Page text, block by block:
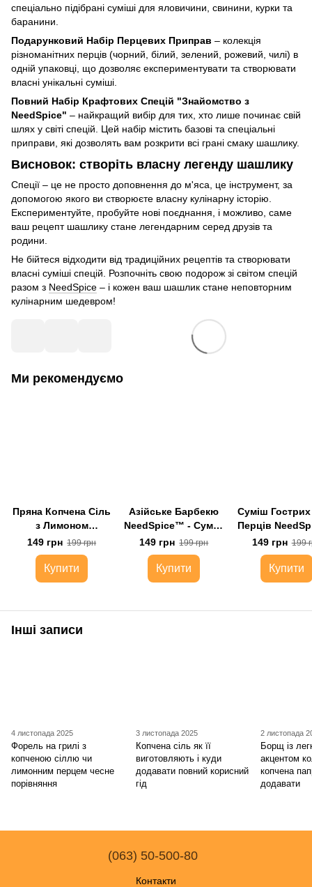
спеціально підібрані суміші для яловичини, свинини, курки та
баранини.
Подарунковий Набір Перцевих Приправ – колекція
різноманітних перців (чорний, білий, зелений, рожевий, чилі) в
одній упаковці, що дозволяє експериментувати та створювати
власні унікальні суміші.
Повний Набір Крафтових Спецій "Знайомство з
NeedSpice" – найкращий вибір для тих, хто лише починає свій
шлях у світі спецій. Цей набір містить базові та спеціальні
приправи, які дозволять вам розкрити всі грані смаку шашлику.
Висновок: створіть власну легенду шашлику
Спеції – це не просто доповнення до м'яса, це інструмент, за
допомогою якого ви створюєте власну кулінарну історію.
Експериментуйте, пробуйте нові поєднання, і можливо, саме
ваш рецепт шашлику стане легендарним серед друзів та
родини.
Не бійтеся відходити від традиційних рецептів та створювати
власні суміші спецій. Розпочніть свою подорож зі світом спецій
разом з NeedSpice – і кожен ваш шашлик стане неповторним
кулінарним шедевром!
Ми рекомендуємо
Пряна Копчена Сіль
з Лимоном
NeedSpice™
149 грн 199 грн
Купити
Азійське Барбекю
NeedSpice™ - Суміш
Копчених Спецій
149 грн 199 грн
Купити
Суміш Гострих
Перців
149 грн 199
Купити
Інші записи
4 листопада 2025
Форель на грилі з
копченою сіллю чи
лимонним перцем чесне
порівняння
3 листопада 2025
Копчена сіль як її
виготовляють і куди
додавати повний корисний
гід
2 листопада
Борщ із
акцентом
копчена
додавати
(063) 50-500-80
Контакти